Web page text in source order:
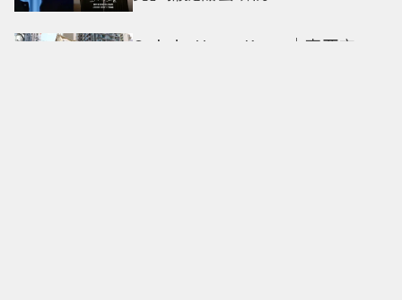
Only in Hong Kong｜東西交